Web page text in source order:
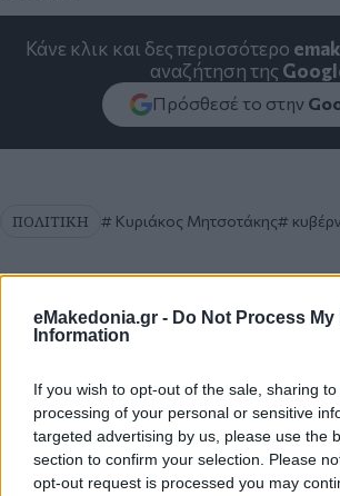
eMakedonia.gr - Do Not Process My
Information
If you wish to opt-out of the sale, sharing
processing of your personal or sensitive
targeted advertising by us, please use the
section to confirm your selection. Please
opt-out request is processed you may
Κάνε κλικ και δες περισσότερο
αναζήτηση της
Πρόσθεσέ το στην
ΠΟΛΙΤΙΚΗ Κυριάκος Μητσοτάκης